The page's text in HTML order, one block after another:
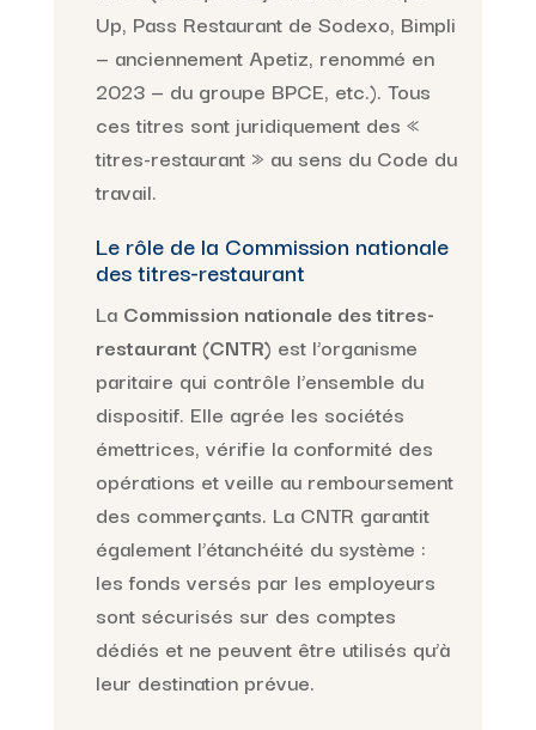
Up, Pass Restaurant de Sodexo, Bimpli
— anciennement Apetiz, renommé en
2023 — du groupe BPCE, etc.). Tous
ces titres sont juridiquement des «
titres-restaurant » au sens du Code du
travail.
Le rôle de la Commission nationale
des titres-restaurant
La Commission nationale des titres-
restaurant (CNTR) est l’organisme
paritaire qui contrôle l’ensemble du
dispositif. Elle agrée les sociétés
émettrices, vérifie la conformité des
opérations et veille au remboursement
des commerçants. La CNTR garantit
également l’étanchéité du système :
les fonds versés par les employeurs
sont sécurisés sur des comptes
dédiés et ne peuvent être utilisés qu’à
leur destination prévue.